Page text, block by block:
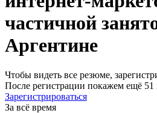
частичной
Аргентине
Чтобы видеть все резюме,
После регистрации покажем ещё 51
Зарегистрироваться
За всё время